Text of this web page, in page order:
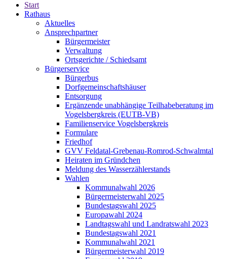
Start
Rathaus
Aktuelles
Ansprechpartner
Bürgermeister
Verwaltung
Ortsgerichte / Schiedsamt
Bürgerservice
Bürgerbus
Dorfgemeinschaftshäuser
Entsorgung
Ergänzende unabhängige Teilhabeberatung im
Vogelsbergkreis (EUTB-VB)
Familienservice Vogelsbergkreis
Formulare
Friedhof
GVV Feldatal-Grebenau-Romrod-Schwalmtal
Heiraten im Gründchen
Meldung des Wasserzählerstands
Wahlen
Kommunalwahl 2026
Bürgermeisterwahl 2025
Bundestagswahl 2025
Europawahl 2024
Landtagswahl und Landratswahl 2023
Bundestagswahl 2021
Kommunalwahl 2021
Bürgermeisterwahl 2019